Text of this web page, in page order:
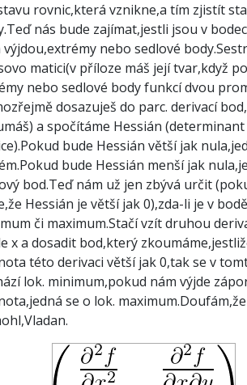
rovnic,která vznikne,a tím zjistít
nás bude zajímat,jestli jsou v
výjdou,extrémy nebo sedlové
matici(v příloze máš její tvar,když
nebo sedlové body funkcí dvou
dosazuješ do parc. derivací
a spočítáme Hessián (determinant
bude Hessián větší jak
bude Hessián menší jak
bod.Teď nám už jen zbývá určit
Hessián je větší jak 0),zda-li je v
či maximum.Stačí vzít druhou
x a dosadit bod,který
této derivaci větší jak 0,tak se v
lok. minimum,pokud nám výjde
se o lok.